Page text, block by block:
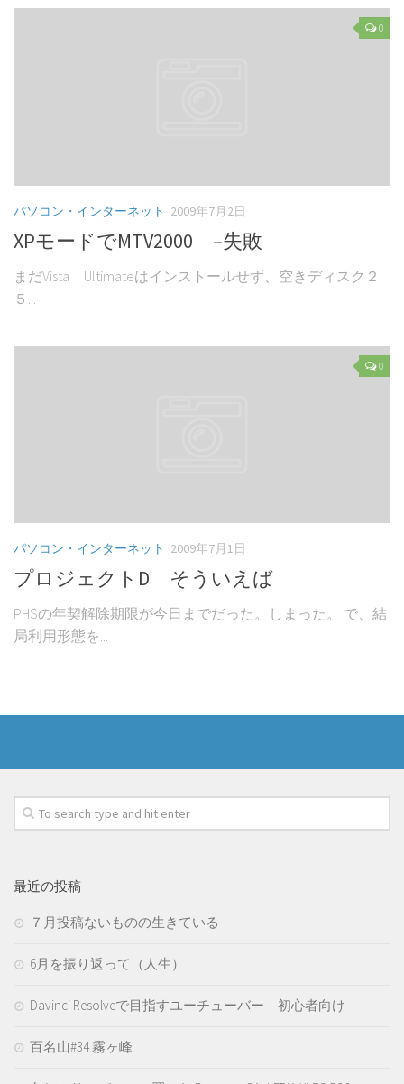
0
パソコン・インターネット 2009年7月2日
XPモードでMTV2000 –失敗
まだVista Ultimateはインストールせず、空きディスク２
５...
0
パソコン・インターネット 2009年7月1日
プロジェクトD そういえば
PHSの年契解除期限が今日までだった。しまった。 で、結
局利用形態を...
最近の投稿
７月投稿ないものの生きている
6月を振り返って（人生）
Davinci Resolveで目指すユーチューバー 初心者向け
百名山#34 霧ヶ峰